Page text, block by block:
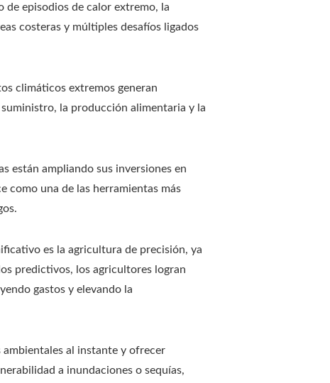
de episodios de calor extremo, la
costeras y múltiples desafíos ligados
climáticos extremos generan
la producción alimentaria y la
están ampliando sus inversiones en
como una de las herramientas más
es la agricultura de precisión, ya
predictivos, los agricultores logran
gastos y elevando la
al instante y ofrecer
a inundaciones o sequías,